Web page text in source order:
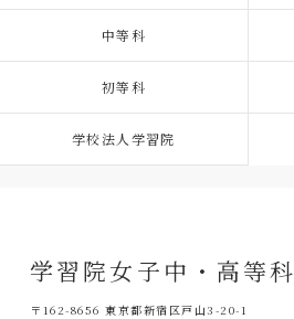
中等科
初等科
学校法人学習院
学習院女子中・高等科
〒162-8656 東京都新宿区戸山3-20-1